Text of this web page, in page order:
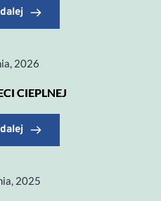
2026
CIEPLNEJ
2025